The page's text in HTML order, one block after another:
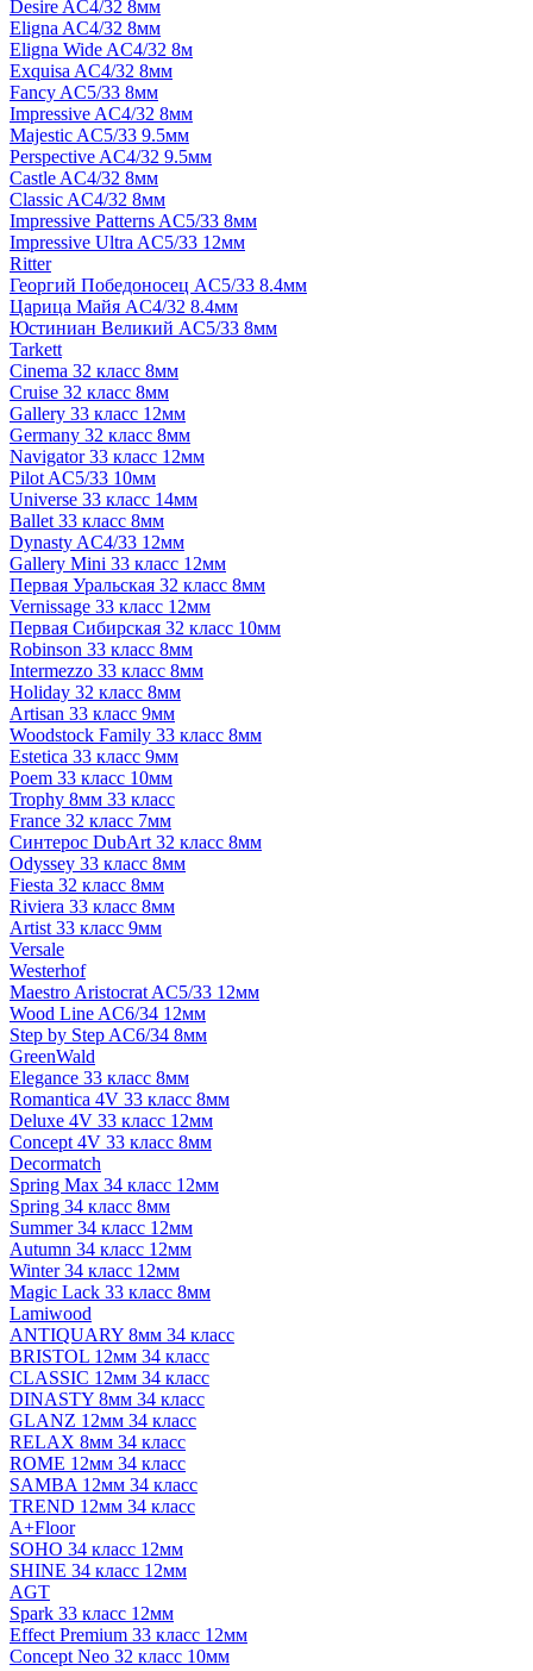
Desire AC4/32 8мм
Eligna AC4/32 8мм
Eligna Wide AC4/32 8м
Exquisa AC4/32 8мм
Fancy AC5/33 8мм
Impressive AC4/32 8мм
Majestic AC5/33 9.5мм
Perspective AC4/32 9.5мм
Castle AC4/32 8мм
Classic AC4/32 8мм
Impressive Patterns AC5/33 8мм
Impressive Ultra AC5/33 12мм
Ritter
Георгий Победоносец AC5/33 8.4мм
Царица Майя AC4/32 8.4мм
Юстиниан Великий AC5/33 8мм
Tarkett
Cinema 32 класс 8мм
Cruise 32 класс 8мм
Gallery 33 класс 12мм
Germany 32 класс 8мм
Navigator 33 класс 12мм
Pilot AC5/33 10мм
Universe 33 класс 14мм
Ballet 33 класс 8мм
Dynasty AC4/33 12мм
Gallery Mini 33 класс 12мм
Первая Уральская 32 класс 8мм
Vernissage 33 класс 12мм
Первая Сибирская 32 класс 10мм
Robinson 33 класс 8мм
Intermezzo 33 класс 8мм
Holiday 32 класс 8мм
Artisan 33 класс 9мм
Woodstock Family 33 класс 8мм
Estetica 33 класс 9мм
Poem 33 класс 10мм
Trophy 8мм 33 класс
France 32 класс 7мм
Синтерос DubArt 32 класс 8мм
Odyssey 33 класс 8мм
Fiesta 32 класс 8мм
Riviera 33 класс 8мм
Artist 33 класс 9мм
Versale
Westerhof
Maestro Aristocrat AC5/33 12мм
Wood Line AC6/34 12мм
Step by Step AC6/34 8мм
GreenWald
Elegance 33 класс 8мм
Romantica 4V 33 класс 8мм
Deluxe 4V 33 класс 12мм
Concept 4V 33 класс 8мм
Decormatch
Spring Max 34 класс 12мм
Spring 34 класс 8мм
Summer 34 класс 12мм
Autumn 34 класс 12мм
Winter 34 класс 12мм
Magic Lack 33 класс 8мм
Lamiwood
ANTIQUARY 8мм 34 класс
BRISTOL 12мм 34 класс
CLASSIC 12мм 34 класс
DINASTY 8мм 34 класс
GLANZ 12мм 34 класс
RELAX 8мм 34 класс
ROME 12мм 34 класс
SAMBA 12мм 34 класс
TREND 12мм 34 класс
A+Floor
SOHO 34 класс 12мм
SHINE 34 класс 12мм
AGT
Spark 33 класс 12мм
Effect Premium 33 класс 12мм
Concept Neo 32 класс 10мм